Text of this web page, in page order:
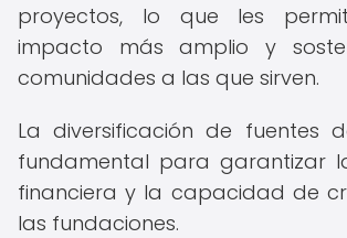
proyectos, lo que les
impacto más amplio y
comunidades a las que sirven.
La diversificación de fuentes
fundamental para garantizar
financiera y la capacidad de
las fundaciones.